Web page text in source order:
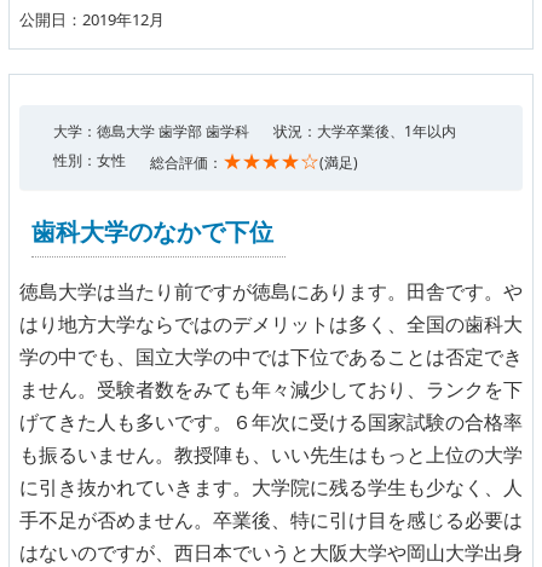
公開日：2019年12月
大学：徳島大学 歯学部 歯学科
状況：大学卒業後、1年以内
性別：女性
総合評価： ★★★★☆(満足)
歯科大学のなかで下位
徳島大学は当たり前ですが徳島にあります。田舎です。や
はり地方大学ならではのデメリットは多く、全国の歯科大
学の中でも、国立大学の中では下位であることは否定でき
ません。受験者数をみても年々減少しており、ランクを下
げてきた人も多いです。６年次に受ける国家試験の合格率
も振るいません。教授陣も、いい先生はもっと上位の大学
に引き抜かれていきます。大学院に残る学生も少なく、人
手不足が否めません。卒業後、特に引け目を感じる必要は
はないのですが、西日本でいうと大阪大学や岡山大学出身